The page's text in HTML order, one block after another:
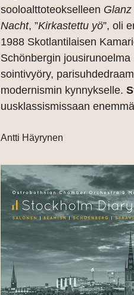
sooloalttoteokselleen Glanz
Nacht, ”Kirkastettu yö”, oli
1988 Skotlantilaisen
Schönbergin jousirunoelma
sointivyöry,
modernismin kynnykselle.
uusklassismissaan
Antti Häyrynen